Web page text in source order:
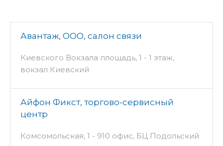
Авантаж, ООО, салон связи
Киевского Вокзала площадь, 1 - 1 этаж,
вокзал Киевский
Айфон Фикст, торгово-сервисный
центр
Комсомольская, 1 - 910 офис, БЦ Подольский